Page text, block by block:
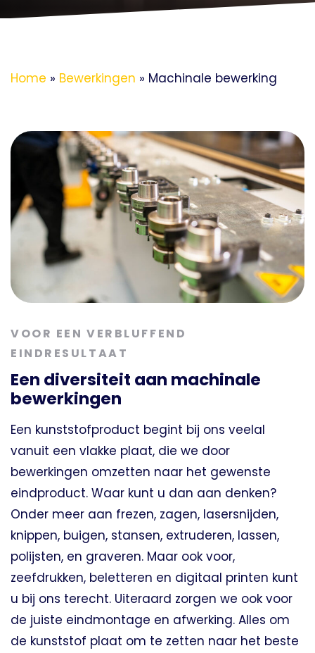
Home » Bewerkingen » Machinale bewerking
VOOR EEN VERBLUFFEND
EINDRESULTAAT
Een diversiteit aan machinale
bewerkingen
Een kunststofproduct begint bij ons veelal
vanuit een vlakke plaat, die we door
bewerkingen omzetten naar het gewenste
eindproduct. Waar kunt u dan aan denken?
Onder meer aan frezen, zagen, lasersnijden,
knippen, buigen, stansen, extruderen, lassen,
polijsten, en graveren. Maar ook voor,
zeefdrukken, beletteren en digitaal printen kunt
u bij ons terecht. Uiteraard zorgen we ook voor
de juiste eindmontage en afwerking. Alles om
de kunststof plaat om te zetten naar het beste